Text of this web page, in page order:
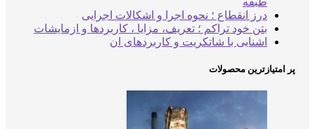
درز انقطاع ؛ نحوه اجرا و اشکالات اجرایی
بتن خود تراکم ؛ تعریف، مزایا ، کاربردها و ازمایشات
اشنایی با شاتکریت و کاربردهای ان
محصولات